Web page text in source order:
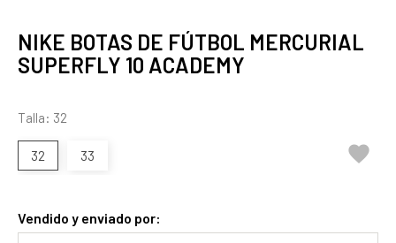
NIKE BOTAS DE FÚTBOL MERCURIAL
SUPERFLY 10 ACADEMY
Talla: 32
32 33 
Vendido y enviado por: